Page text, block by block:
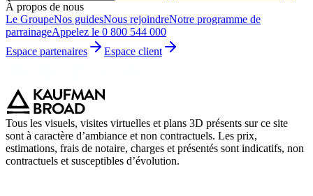
À propos de nous
Le GroupeNos guidesNous rejoindreNotre programme de
parrainageAppelez le 0 800 544 000
Espace partenaires
Espace client
Tous les visuels, visites virtuelles et plans 3D présents sur ce site
sont à caractère d’ambiance et non contractuels. Les prix,
estimations, frais de notaire, charges et présentés sont indicatifs, non
contractuels et susceptibles d’évolution.